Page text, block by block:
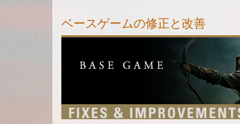
ベースゲームの修正と改善